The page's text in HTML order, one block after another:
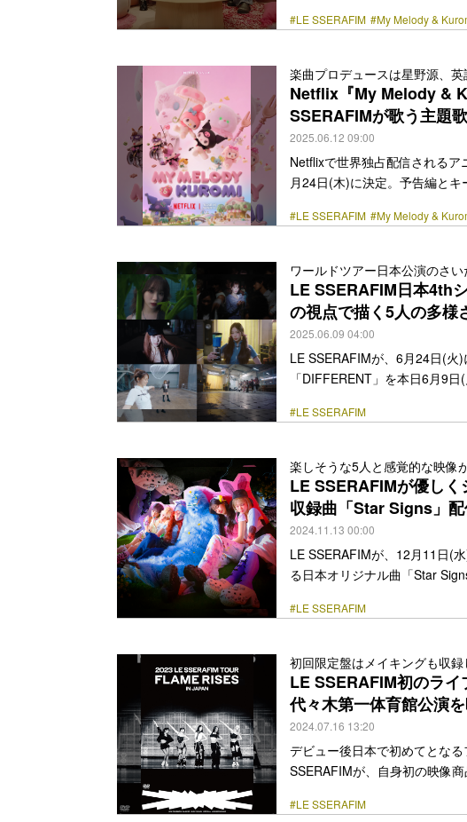
で明るいマイメロディと、“自
しむことができる本作は、正
街の運命を揺るがす大事件に
る。 誰もが楽しく暮らすマリ
href="https://bezzy.jp/2025/07/
#LE SSERAFIM #My Melody &
楽曲プロデュースは星野源、
Netflix『My Melody &
SSERAFIMが歌う主題
2025.06.12 09:00
Netflixで世界独占配信される
月24日(木)に決定。予告編と
ィ」と「クロミ」を主人公に
ても乙女チックなクロミ。1話
は、正反対の2人が住むマリー
向かっていく… <a
#LE SSERAFIM #My Melody &
ワールドツアー日本公演のさ
LE SSERAFIM日本4th
の視点で描く5人の多様
2025.06.09 04:00
LE SSERAFIMが、6月24日(火
「DIFFERENT」を本日6月9
なビートとファンキーなベー
い」「想像以上生まれつき私
らしさを誇りに思い、特別な
class="more-link" href="https://
#LE SSERAFIM
楽しそうな5人と感覚的な映像
LE SSERAFIMが優し
収録曲「Star Signs」
2024.11.13 00:00
LE SSERAFIMが、12月11日(
る日本オリジナル曲「Star
ース、J-POP風のコード進行
たLE SSERAFIMが、今作では
な魅力を披露した。 また、「
class="more-link" href="https://
#LE SSERAFIM
初回限定盤はメイキングも収
LE SSERAFIM初のラ
代々木第一体育館公演
2024.07.16 13:20
デビュー後日本で初めてとな
SSERAFIMが、自身初の映像
開催したツアー「2023 LE
#LE SSERAFIM